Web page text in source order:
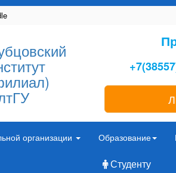
организации Образование
Студенту